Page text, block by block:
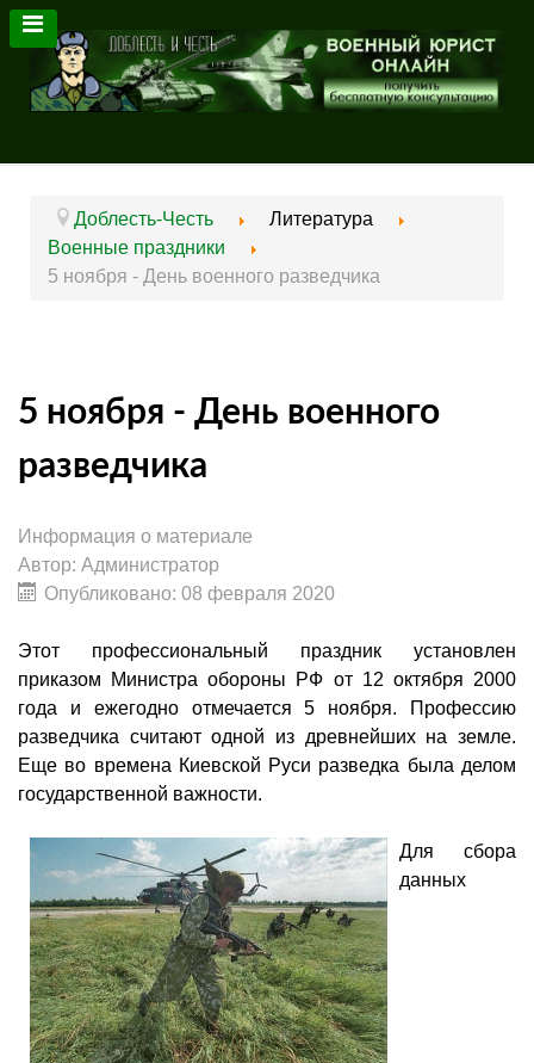
Доблесть-Честь
Литература
Военные праздники
5 ноября - День военного разведчика
5 ноября - День военного
разведчика
Информация о материале
Автор: Администратор
Опубликовано: 08 февраля 2020
Этот профессиональный праздник установлен
приказом Министра обороны РФ от 12 октября 2000
года и ежегодно отмечается 5 ноября. Профессию
разведчика считают одной из древнейших на земле.
Еще во времена Киевской Руси разведка была делом
государственной важности.
Для сбора
данных